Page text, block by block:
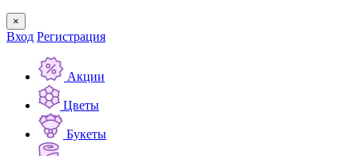
×
Вход Регистрация
Акции
Цветы
Букеты